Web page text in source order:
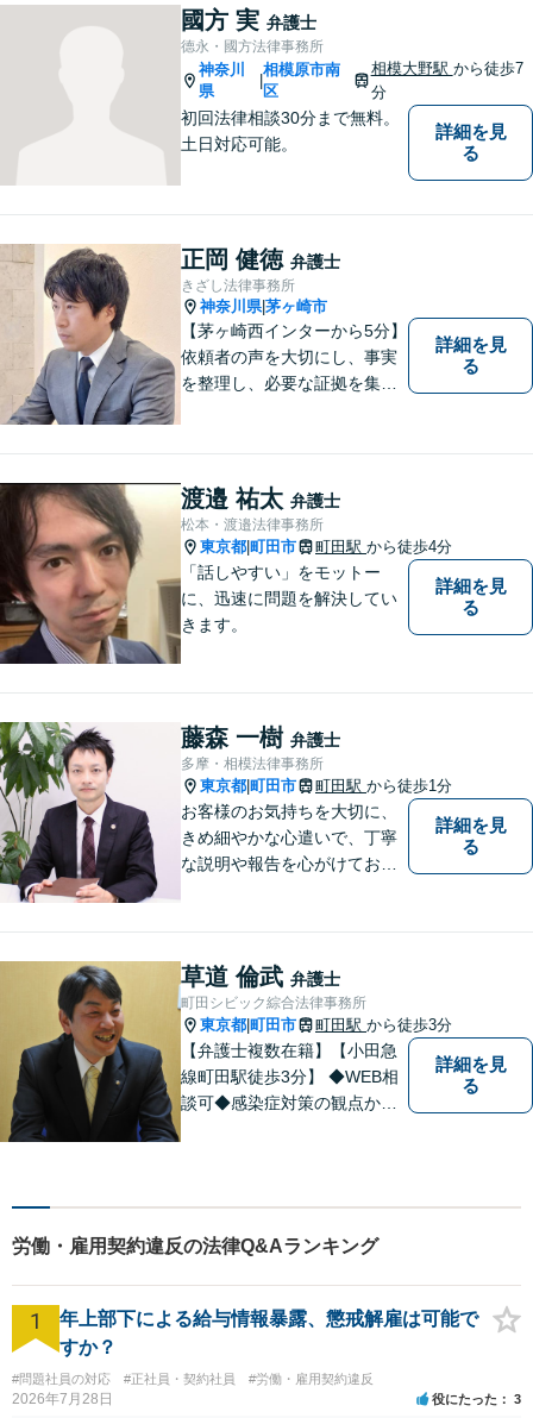
談者様の想いや立場を丁寧に
くみ取り、最善の解決を目指
して参ります。【湘南台駅0
分】
國方 実 弁護士
德永・國方法律事務所
神奈川
県
相模原市南
区
相模大野駅 から徒歩7
分
初回法律相談30分まで無料。
土日対応可能。
詳細を見
る
正岡 健徳 弁護士
きざし法律事務所
神奈川県|茅ヶ崎市
【茅ヶ崎西インターから5分】
依頼者の声を大切にし、事実
を整理し、必要な証拠を集め
親身に対応し、皆さまの少し
でも明るい未来のために尽力
しますのでご安心ください。
【駐車場有】
詳細を見
る
渡邉 祐太 弁護士
松本・渡邉法律事務所
東京都 町田市 町田駅 から徒歩4分
「話しやすい」をモットー
に、迅速に問題を解決してい
きます。
詳細を見
る
藤森 一樹 弁護士
多摩・相模法律事務所
東京都 町田市 町田駅 から徒歩1分
お客様のお気持ちを大切に、
きめ細やかな心遣いで、丁寧
な説明や報告を心がけており
い相手方でもスムーズに解決
にいたします。
詳細を見
る
草道 倫武 弁護士
町田シビック綜合法律事務所
東京都 町田市 町田駅 から徒歩3分
【弁護士複数在籍】【小田急
線町田駅徒歩3分】 ◆WEB相
談可◆感染症対策の観点から
詳細を見
る
労働・雇用契約違反の法律Q&Aランキング
1
年上部下による給与情報暴露、懲戒解雇は可能で
すか？
#問題社員の対応 #正社員・契約社員 #労働・雇用契約違反
2026年7月28日 役にたった 3